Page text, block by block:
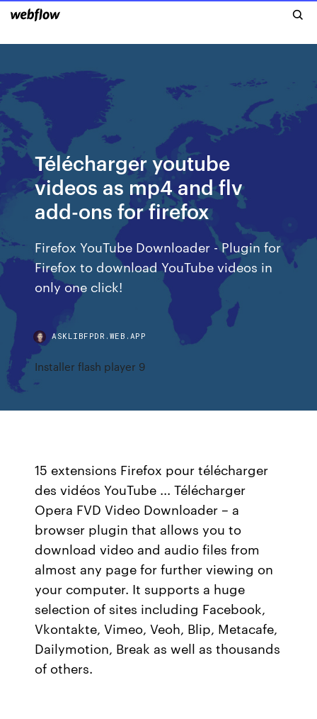
Télécharger youtube
videos as mp4 and flv
add-ons for firefox
Firefox YouTube Downloader - Plugin for
Firefox to download YouTube videos in
only one click!
ASKLIBFPDR.WEB.APP
Installer flash player 9
15 extensions Firefox pour télécharger
des vidéos YouTube ... Télécharger
Opera FVD Video Downloader – a
browser plugin that allows you to
download video and audio files from
almost any page for further viewing on
your computer. It supports a huge
selection of sites including Facebook,
Vkontakte, Vimeo, Veoh, Blip, Metacafe,
Dailymotion, Break as well as thousands
of others.